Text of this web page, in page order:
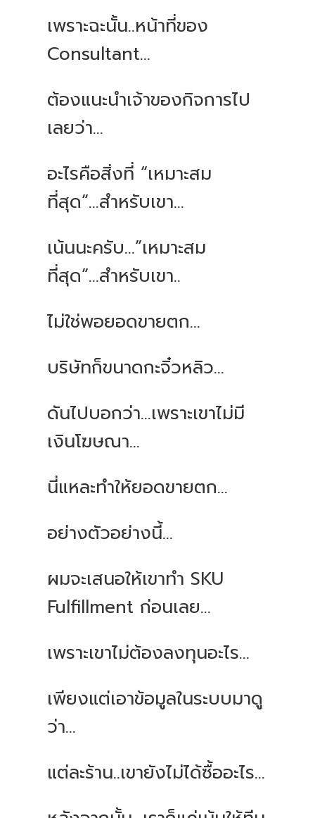
เพราะฉะนั้น..หน้าที่ของ
Consultant...
ต้องแนะนำเจ้าของกิจการไป
เลยว่า...
อะไรคือสิ่งที่ “เหมาะสม
ที่สุด”...สำหรับเขา...
เน้นนะครับ...”เหมาะสม
ที่สุด”...สำหรับเขา..
ไม่ใช่พอยอดขายตก...
บริษัทก็ขนาดกะจิ๋วหลิว...
ดันไปบอกว่า...เพราะเขาไม่มี
เงินโฆษณา...
นี่แหละทำให้ยอดขายตก...
อย่างตัวอย่างนี้...
ผมจะเสนอให้เขาทำ SKU
Fulfillment ก่อนเลย...
เพราะเขาไม่ต้องลงทุนอะไร...
เพียงแต่เอาข้อมูลในระบบมาดู
ว่า...
แต่ละร้าน..เขายังไม่ได้ซื้ออะไร...